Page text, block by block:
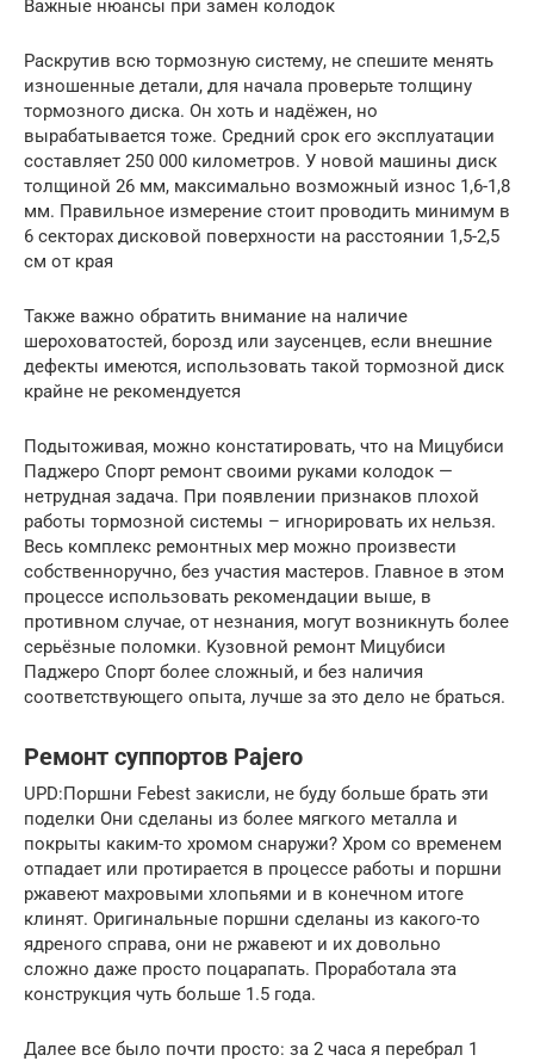
Важные нюансы при замен колодок
Раскрутив всю тормозную систему, не спешите менять
изношенные детали, для начала проверьте толщину
тормозного диска. Он хоть и надёжен, но
вырабатывается тоже. Средний срок его эксплуатации
составляет 250 000 километров. У новой машины диск
толщиной 26 мм, максимально возможный износ 1,6-1,8
мм. Правильное измерение стоит проводить минимум в
6 секторах дисковой поверхности на расстоянии 1,5-2,5
см от края
Также важно обратить внимание на наличие
шероховатостей, борозд или заусенцев, если внешние
дефекты имеются, использовать такой тормозной диск
крайне не рекомендуется
Подытоживая, можно констатировать, что на Мицубиси
Паджеро Спорт ремонт своими руками колодок —
нетрудная задача. При появлении признаков плохой
работы тормозной системы – игнорировать их нельзя.
Весь комплекс ремонтных мер можно произвести
собственноручно, без участия мастеров. Главное в этом
процессе использовать рекомендации выше, в
противном случае, от незнания, могут возникнуть более
серьёзные поломки. Kузовной ремонт Мицубиси
Паджеро Спорт более сложный, и без наличия
соответствующего опыта, лучше за это дело не браться.
Ремонт суппортов Pajero
UPD:Поршни Febest закисли, не буду больше брать эти
поделки Они сделаны из более мягкого металла и
покрыты каким-то хромом снаружи? Хром со временем
отпадает или протирается в процессе работы и поршни
ржавеют махровыми хлопьями и в конечном итоге
клинят. Оригинальные поршни сделаны из какого-то
ядреного справа, они не ржавеют и их довольно
сложно даже просто поцарапать. Проработала эта
конструкция чуть больше 1.5 года.
Далее все было почти просто: за 2 часа я перебрал 1